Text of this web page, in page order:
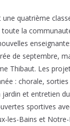
quatrième
toute la
de septembre,
Thibaut. Les
: chorale,
jardin et entretien
sportives
les-Bains et